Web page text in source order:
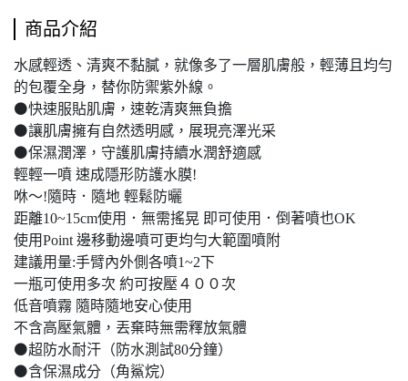
商品介紹
水感輕透、清爽不黏膩，就像多了一層肌膚般，輕薄且均勻
的包覆全身，替你防禦紫外線。
⚫快速服貼肌膚，速乾清爽無負擔
⚫讓肌膚擁有自然透明感，展現亮澤光采
⚫保濕潤澤，守護肌膚持續水潤舒適感
輕輕一噴 速成隱形防護水膜!
咻～!隨時．隨地 輕鬆防曬
距離10~15cm使用．無需搖晃 即可使用．倒著噴也OK
使用Point 邊移動邊噴可更均勻大範圍噴附
建議用量:手臂內外側各噴1~2下
一瓶可使用多次 約可按壓４００次
低音噴霧 隨時隨地安心使用
不含高壓氣體，丟棄時無需釋放氣體
⚫超防水耐汗（防水測試80分鐘）
⚫含保濕成分（角鯊烷）